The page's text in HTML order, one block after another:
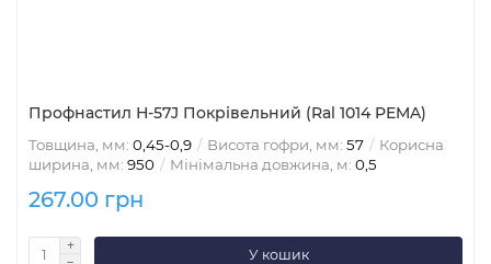
Профнастил Н-57J Покрівельний (Ral 1014 PEMA)
Товщина, мм: 0,45-0,9 Висота гофри, мм: 57
Корисна
ширина, мм: 950 Мінімальна довжина, м: 0,5
267.00 грн
У кошик